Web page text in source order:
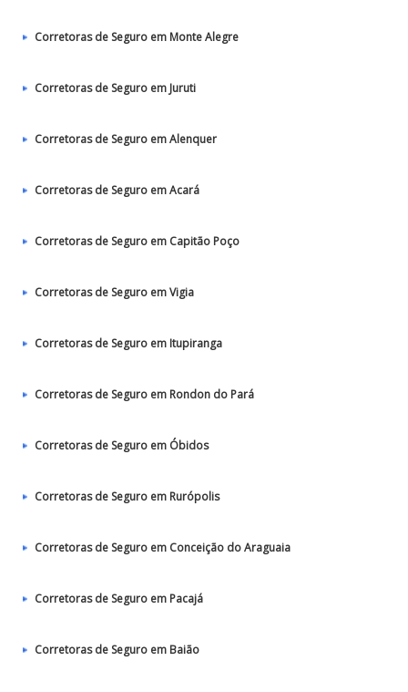
Corretoras de Seguro em Monte Alegre
Corretoras de Seguro em Juruti
Corretoras de Seguro em Alenquer
Corretoras de Seguro em Acará
Corretoras de Seguro em Capitão Poço
Corretoras de Seguro em Vigia
Corretoras de Seguro em Itupiranga
Corretoras de Seguro em Rondon do Pará
Corretoras de Seguro em Óbidos
Corretoras de Seguro em Rurópolis
Corretoras de Seguro em Conceição do Araguaia
Corretoras de Seguro em Pacajá
Corretoras de Seguro em Baião